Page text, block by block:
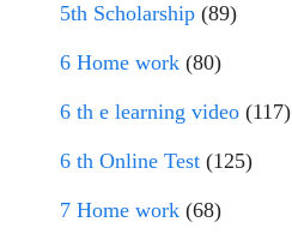
5th Scholarship (89)
6 Home work (80)
6 th e learning video (117)
6 th Online Test (125)
7 Home work (68)